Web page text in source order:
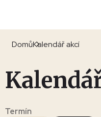
DomůKalendář akcí
Termín